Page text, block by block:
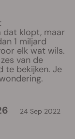
dat klopt, maar
1 miljard
elk wat wils.
van de
te bekijken. Je
24 Sep 2022